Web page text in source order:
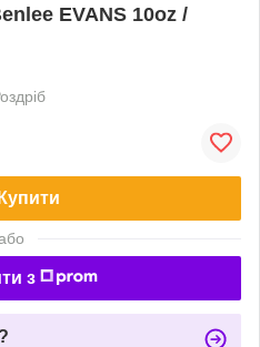
EVANS 10oz /
Купити
з